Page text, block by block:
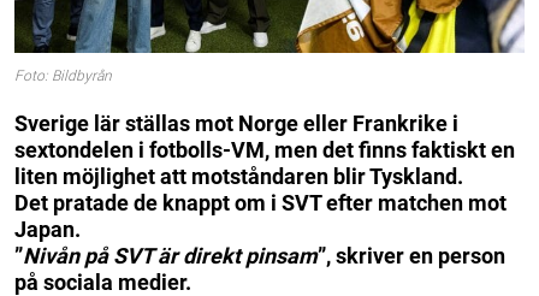
Foto: Bildbyrån
Sverige lär ställas mot Norge eller Frankrike i
sextondelen i fotbolls-VM, men det finns faktiskt en
liten möjlighet att motståndaren blir Tyskland.
Det pratade de knappt om i SVT efter matchen mot
Japan.
”Nivån på SVT är direkt pinsam”, skriver en person
på sociala medier.